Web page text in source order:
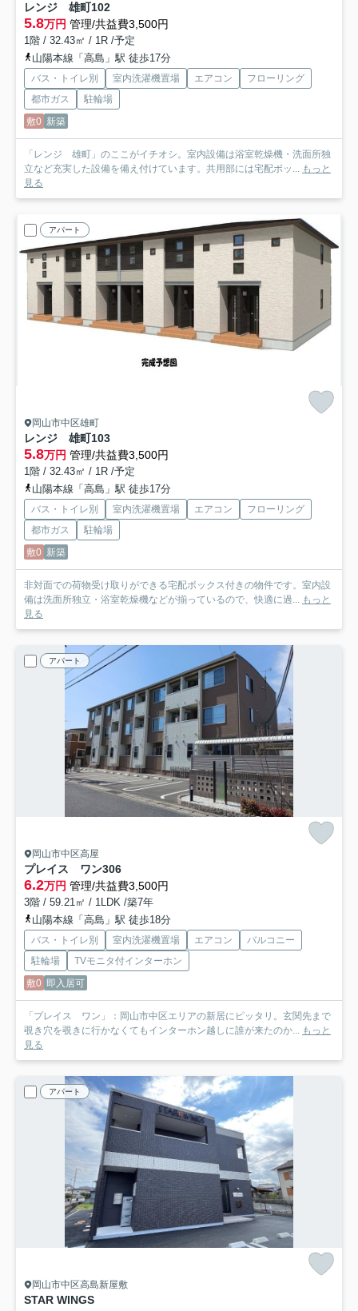
レンジ 雄町102
5.8万円 管理/共益費3,500円
1階 / 32.43㎡ / 1R /予定
山陽本線「高島」駅 徒歩17分
バス・トイレ別 室内洗濯機置場 エアコン
フローリング
都市ガス
駐輪場
敷0 新築
「レンジ 雄町」のここがイチオシ。室内設備は浴室乾燥機・洗面所独
立など充実した設備を備え付けています。共用部には宅配ボッ... もっと
見る
アパート
岡山市中区雄町
レンジ 雄町103
5.8万円 管理/共益費3,500円
1階 / 32.43㎡ / 1R /予定
山陽本線「高島」駅 徒歩17分
バス・トイレ別 室内洗濯機置場 エアコン
フローリング
都市ガス
駐輪場
敷0 新築
非対面での荷物受け取りができる宅配ボックス付きの物件です。室内設
備は洗面所独立・浴室乾燥機などが揃っているので、快適に過... もっと
見る
アパート
岡山市中区高屋
プレイス ワン306
6.2万円 管理/共益費3,500円
3階 / 59.21㎡ / 1LDK /築7年
山陽本線「高島」駅 徒歩18分
バス・トイレ別 室内洗濯機置場 エアコン
バルコニー
駐輪場
TVモニタ付インターホン
敷0 即入居可
「プレイス ワン」：岡山市中区エリアの新居にピッタリ。玄関先まで
覗き穴を覗きに行かなくてもインターホン越しに誰が来たのか... もっと
見る
アパート
岡山市中区高島新屋敷
STAR WINGS